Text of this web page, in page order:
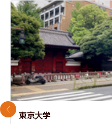
東京大学
前のスライド